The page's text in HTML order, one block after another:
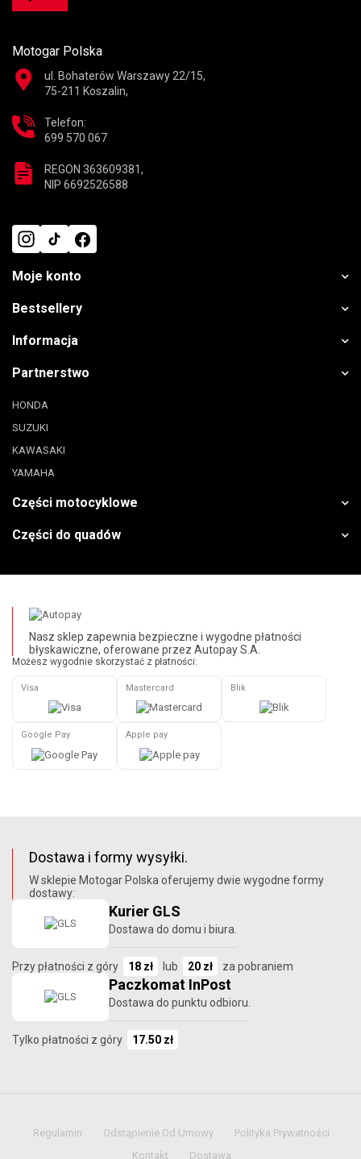
Motogar Polska
ul. Bohaterów Warszawy 22/15,
75-211 Koszalin,
Telefon:
699 570 067
REGON 363609381,
NIP 6692526588
Moje konto
Bestsellery
Informacja
Partnerstwo
HONDA
SUZUKI
KAWASAKI
YAMAHA
Części motocyklowe
Części do quadów
Nasz sklep zapewnia bezpieczne i wygodne płatności
błyskawiczne, oferowane przez Autopay S.A.
Możesz wygodnie skorzystać z płatności:
Visa Mastercard Blik
Google Pay Apple pay
Dostawa i formy wysyłki.
W sklepie Motogar Polska oferujemy dwie wygodne formy
dostawy:
Kurier GLS
Dostawa do domu i biura.
Przy płatności z góry 18 zł lub 20 zł za pobraniem
Paczkomat InPost
Dostawa do punktu odbioru.
Tylko płatności z góry 17.50 zł
Regulamin Odstąpienie Od Umowy
Polityka Prywatności
Kontakt
Dostawa